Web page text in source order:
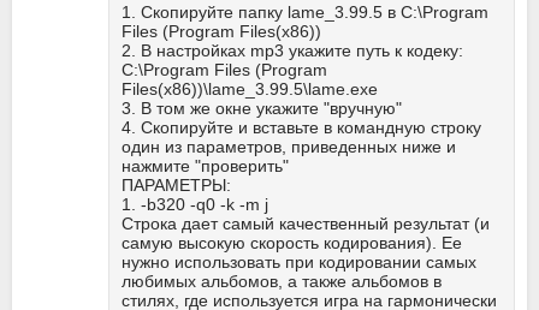
1. Скопируйте папку lame_3.99.5 в C:\Program
Files (Program Files(x86))
2. В настройках mp3 укажите путь к кодеку:
C:\Program Files (Program
Files(x86))\lame_3.99.5\lame.exe
3. В том же окне укажите "вручную"
4. Скопируйте и вставьте в командную строку
один из параметров, приведенных ниже и
нажмите "проверить"
ПАРАМЕТРЫ:
1. -b320 -q0 -k -m j
Строка дает самый качественный результат (и
самую высокую скорость кодирования). Ее
нужно использовать при кодировании самых
любимых альбомов, а также альбомов в
стилях, где используется игра на гармонически